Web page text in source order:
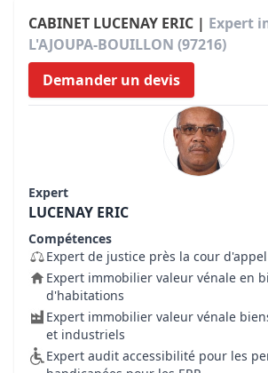
CABINET LUCENAY ERIC | Expert
L'AJOUPA-BOUILLON (97216)
Demander un devis
Expert
LUCENAY ERIC
Compétences
Expert de justice près la cour d'appel
Expert immobilier valeur vénale en
d'habitations
Expert immobilier valeur vénale
et industriels
Expert audit accessibilité pour les